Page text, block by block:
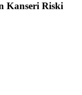
Kanseri Riski